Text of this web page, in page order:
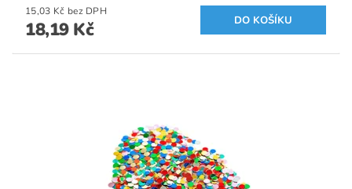
15,03 Kč bez DPH
18,19 Kč